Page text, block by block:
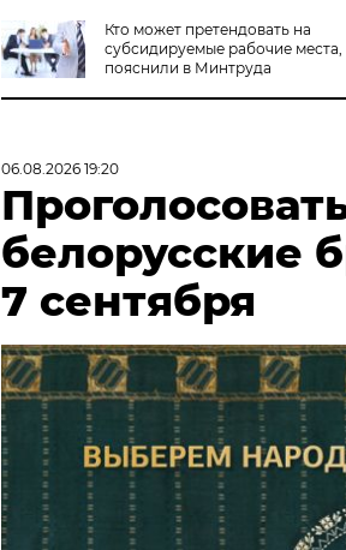
Кто может претендовать на
субсидируемые рабочие места,
пояснили в Минтруда
06.08.2026 19:20
белорусские
7 сентября